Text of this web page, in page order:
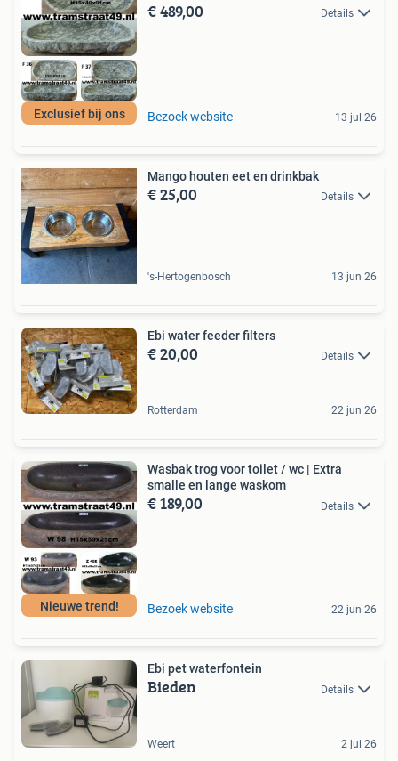
Exclusief bij ons
€ 489,00 Details
Bezoek website 13 jul 26
Mango houten eet en drinkbak
€ 25,00 Details
's-Hertogenbosch 13 jun 26
Ebi water feeder filters
€ 20,00 Details
Rotterdam 22 jun 26
Nieuwe trend!
Wasbak trog voor toilet / wc | Extra
smalle en lange waskom
€ 189,00 Details
Bezoek website 22 jun 26
Ebi pet waterfontein
Bieden Details
Weert 2 jul 26